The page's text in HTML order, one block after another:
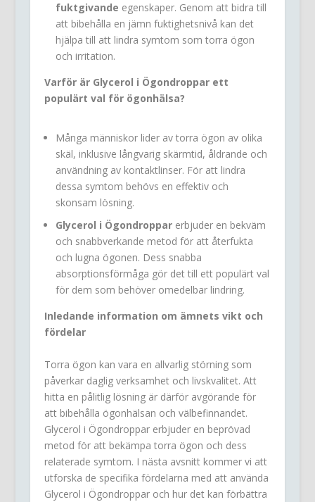
fuktgivande egenskaper. Genom att bidra till
att bibehålla en jämn fuktighetsnivå kan det
hjälpa till att lindra symtom som torra ögon
och irritation.
Varför är Glycerol i Ögondroppar ett
populärt val för ögonhälsa?
Många människor lider av torra ögon av olika
skäl, inklusive långvarig skärmtid, åldrande och
användning av kontaktlinser. För att lindra
dessa symtom behövs en effektiv och
skonsam lösning.
Glycerol i Ögondropparerbjuder en bekväm
och snabbverkande metod för att återfukta
och lugna ögonen. Dess snabba
absorptionsförmåga gör det till ett populärt val
för dem som behöver omedelbar lindring.
Inledande information om ämnets vikt och
fördelar
Torra ögon kan vara en allvarlig störning som
påverkar daglig verksamhet och livskvalitet. Att
hitta en pålitlig lösning är därför avgörande för
att bibehålla ögonhälsan och välbefinnandet.
Glycerol i Ögondroppar erbjuder en beprövad
metod för att bekämpa torra ögon och dess
relaterade symtom. I nästa avsnitt kommer vi att
utforska de specifika fördelarna med att använda
Glycerol i Ögondroppar och hur det kan förbättra